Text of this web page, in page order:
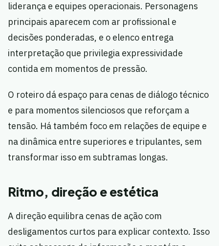
liderança e equipes operacionais. Personagens
principais aparecem com ar profissional e
decisões ponderadas, e o elenco entrega
interpretação que privilegia expressividade
contida em momentos de pressão.
O roteiro dá espaço para cenas de diálogo técnico
e para momentos silenciosos que reforçam a
tensão. Há também foco em relações de equipe e
na dinâmica entre superiores e tripulantes, sem
transformar isso em subtramas longas.
Ritmo, direção e estética
A direção equilibra cenas de ação com
desligamentos curtos para explicar contexto. Isso